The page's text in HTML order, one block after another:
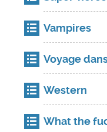
Vampires
Voyage
Western
What the